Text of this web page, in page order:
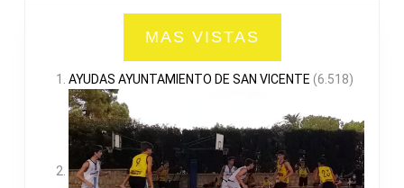
MAS VISTAS
AYUDAS AYUNTAMIENTO DE SAN VICENTE (6.518)